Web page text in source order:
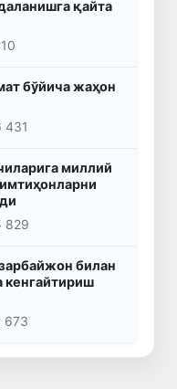
қайта
бўйича жаҳон
431
миллий
829
билан
кенгайтириш
673